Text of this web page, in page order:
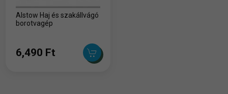
Alstow Haj és szakállvágó
borotvagép
6,490 Ft